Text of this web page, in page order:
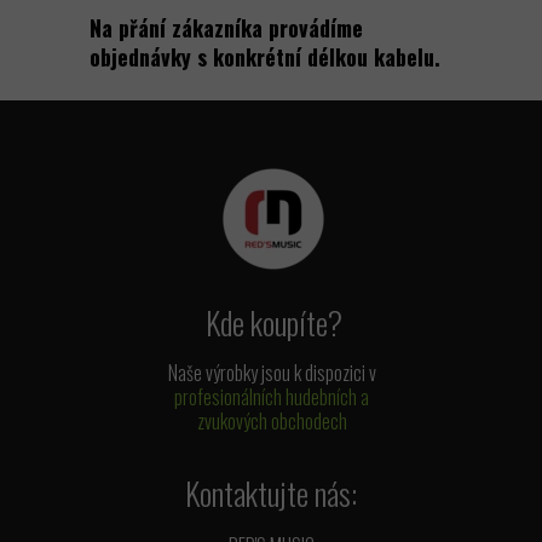
Na přání zákazníka provádíme
objednávky s konkrétní délkou kabelu.
Naše výrobky jsou k dispozici v
profesionálních hudebních a
zvukových obchodech
Kde koupíte?
Kontaktujte nás: